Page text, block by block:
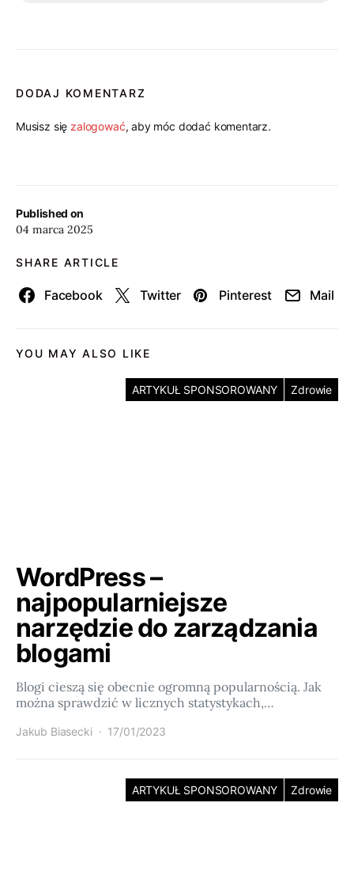
Published on
04 marca 2025
SHARE ARTICLE
Facebook Twitter Pinterest Mail
DODAJ KOMENTARZ
Musisz się zalogować, aby móc dodać komentarz.
YOU MAY ALSO LIKE
ARTYKUŁ SPONSOROWANY Zdrowie
WordPress –
najpopularniejsze
narzędzie do zarządzania
blogami
Blogi cieszą się obecnie ogromną popularnością. Jak
można sprawdzić w licznych statystykach,…
Jakub Biasecki 17/01/2023
ARTYKUŁ SPONSOROWANY Zdrowie